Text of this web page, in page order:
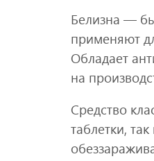
Белизна —
применяют
Обладает
на
Средство
таблетки,